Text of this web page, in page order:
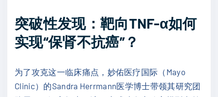
突破性发现：靶向TNF-α如何
实现“保肾不抗癌”？
为了攻克这一临床痛点，妙佑医疗国际（Mayo
Clinic）的Sandra Herrmann医学博士带领其研究团